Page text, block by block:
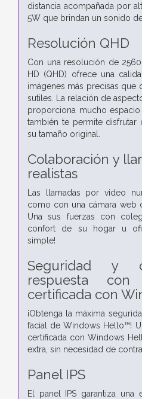
distancia acompañada por
5W que brindan un sonido
Resolución QHD
Con una resolución de
HD (QHD) ofrece una
imágenes más precisas que
sutiles. La relación de
proporciona mucho
también te permite
su tamaño original.
Colaboración y
realistas
Las llamadas por video
como con una cámara web
Una sus fuerzas con
confort de su hogar u
simple!
Seguridad y
respuesta
certificada con
¡Obtenga la máxima
facial de Windows Hello™!
certificada con Windows
extra, sin necesidad de
Panel IPS
El panel IPS garantiza una